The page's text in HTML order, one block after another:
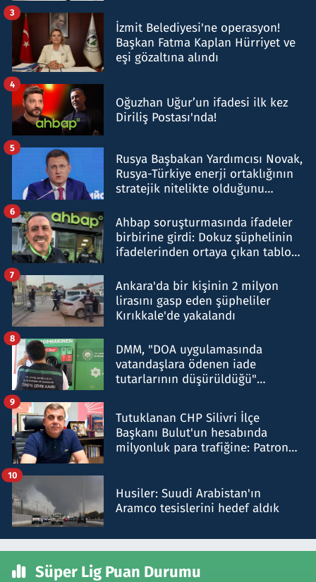
İzmit Belediyesi'ne operasyon!
Başkan Fatma Kaplan Hürriyet ve
eşi gözaltına alındı
3
Oğuzhan Uğur’un ifadesi ilk kez
Diriliş Postası'nda!
4
Rusya Başbakan Yardımcısı Novak,
Rusya-Türkiye enerji ortaklığının
stratejik nitelikte olduğunu
5
Ahbap soruşturmasında ifadeler
birbirine girdi: Dokuz şüphelinin
ifadelerinden ortaya çıkan tablo
6
Ankara'da bir kişinin 2 milyon
lirasını gasp eden şüpheliler
Kırıkkale'de yakalandı
7
DMM, "DOA uygulamasında
vatandaşlara ödenen iade
tutarlarının düşürüldüğü"
8
Tutuklanan CHP Silivri İlçe
Başkanı Bulut'un hesabında
milyonluk para trafiğine: Patron
9
Husiler: Suudi Arabistan'ın
Aramco tesislerini hedef aldık
10
Süper Lig Puan Durumu